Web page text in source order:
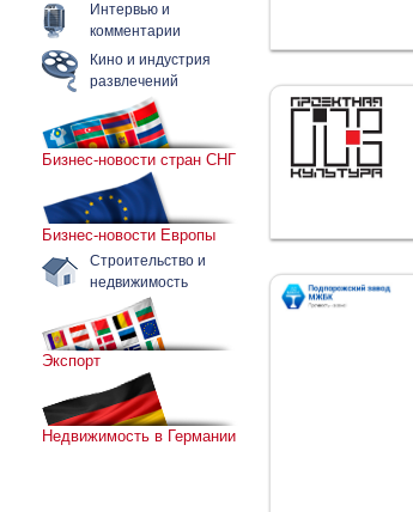
Интервью и
комментарии
Кино и индустрия
развлечений
Бизнес-новости стран СНГ
Бизнес-новости Европы
Строительство и
недвижимость
Экспорт
Недвижимость в Германии